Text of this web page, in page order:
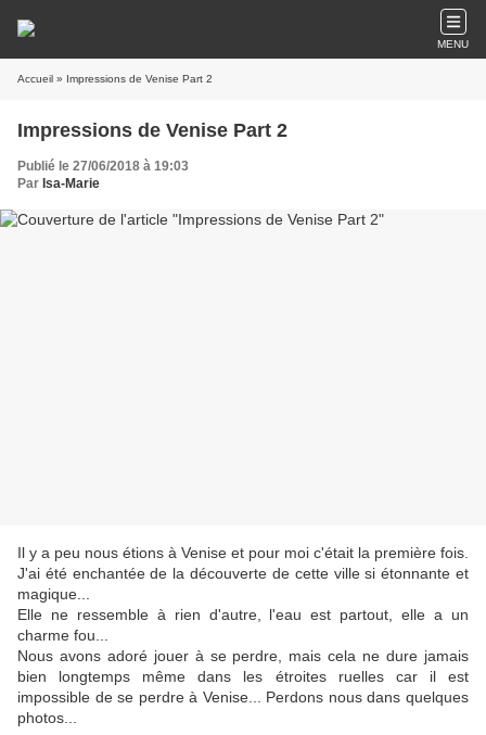
MENU
Accueil » Impressions de Venise Part 2
Impressions de Venise Part 2
Publié le 27/06/2018 à 19:03
Par Isa-Marie
Il y a peu nous étions à Venise et pour moi c'était la première fois.
J'ai été enchantée de la découverte de cette ville si étonnante et
magique...
Elle ne ressemble à rien d'autre, l'eau est partout, elle a un
charme fou...
Nous avons adoré jouer à se perdre, mais cela ne dure jamais
bien longtemps même dans les étroites ruelles car il est
impossible de se perdre à Venise... Perdons nous dans quelques
photos...